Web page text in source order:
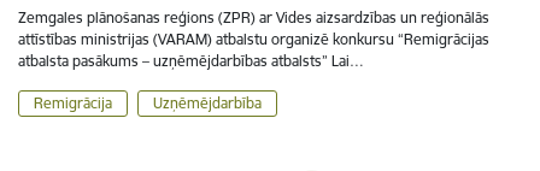
Zemgales plānošanas reģions (ZPR) ar Vides aizsardzības un reģionālās
attīstības ministrijas (VARAM) atbalstu organizē konkursu “Remigrācijas
atbalsta pasākums – uzņēmējdarbības atbalsts” Lai…
Remigrācija Uzņēmējdarbība